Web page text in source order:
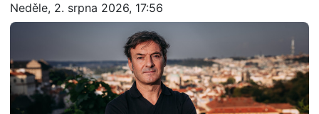
Neděle, 2. srpna 2026, 17:56